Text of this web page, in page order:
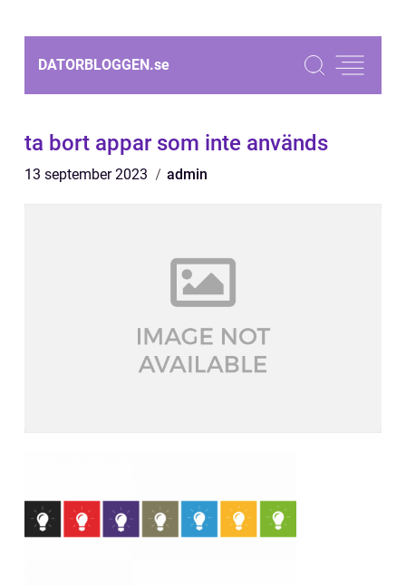
DATORBLOGGEN.se
ta bort appar som inte används
13 september 2023 admin